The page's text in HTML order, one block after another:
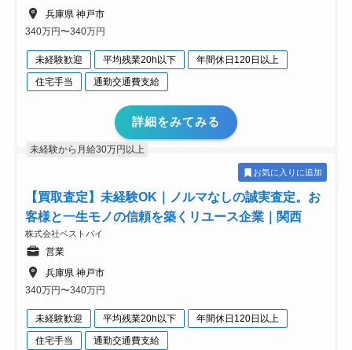
兵庫県 神戸市
340万円〜340万円
未経験歓迎 平均残業20h以下
年間休日120日以上
住宅手当
通勤交通費支給
詳細をみてみる
未経験から月給30万円以上
お気に入りに追加
【買取査定】未経験OK｜ノルマなしの誠実査定。お
客様と一生モノの信頼を築くリユース企業｜関西
株式会社ベストバイ
営業
兵庫県 神戸市
340万円〜340万円
未経験歓迎 平均残業20h以下
年間休日120日以上
住宅手当
通勤交通費支給